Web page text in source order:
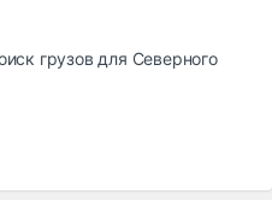
грузов для Северного